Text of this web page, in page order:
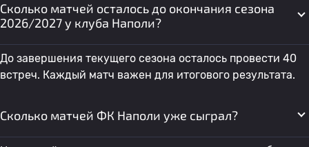
Сколько матчей осталось до окончания сезона
2026/2027 у клуба Наполи?
До завершения текущего сезона осталось провести 40
встреч. Каждый матч важен для итогового результата.
Сколько матчей ФК Наполи уже сыграл?